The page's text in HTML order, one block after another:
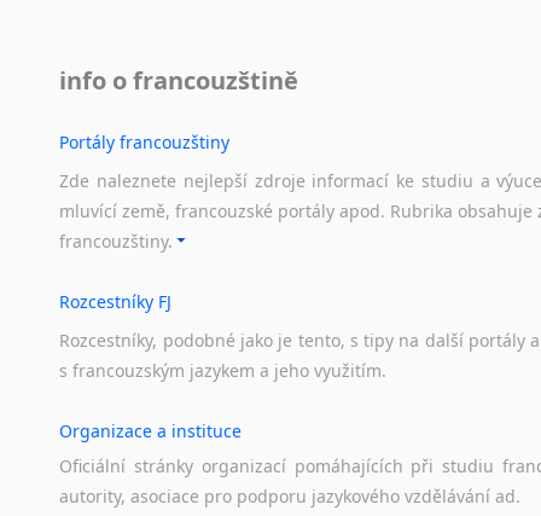
info o francouzštině
Portály francouzštiny
Zde naleznete nejlepší zdroje informací ke studiu a
mluvící země, francouzské portály apod. Rubrika
francouzštiny.
Rozcestníky FJ
Rozcestníky, podobné jako je tento, s tipy na další portály a
s francouzským jazykem a jeho využitím.
Organizace a instituce
Oficiální stránky organizací pomáhajících při studiu
autority, asociace pro podporu jazykového vzdělávání ad.